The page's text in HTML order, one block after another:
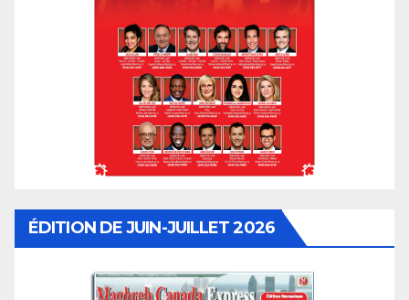
ÉDITION DE JUIN-JUILLET 2026